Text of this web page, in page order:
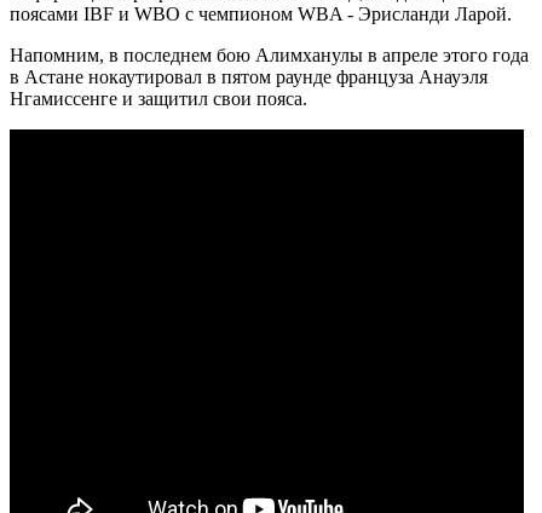
поясами IBF и WBO с чемпионом WBA - Эрисланди Ларой.
Напомним, в последнем бою Алимханулы в апреле этого года
в Астане нокаутировал в пятом раунде француза Анауэля
Нгамиссенге и защитил свои пояса.